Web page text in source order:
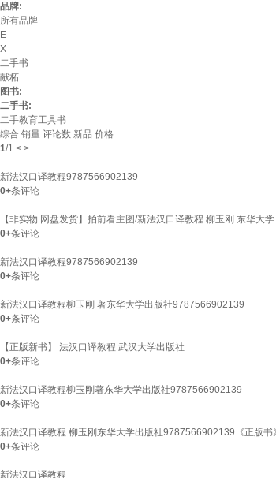
品牌:
所有品牌
E
X
二手书
献柘
图书:
二手书:
二手教育工具书
综合 销量 评论数 新品 价格
1/1 < >
新法汉口译教程9787566902139
0+条评论
【非实物 网盘发货】拍前看主图/新法汉口译教程 柳玉刚 东华大学
0+条评论
新法汉口译教程9787566902139
0+条评论
新法汉口译教程柳玉刚 著东华大学出版社9787566902139
0+条评论
【正版新书】 法汉口译教程 武汉大学出版社
0+条评论
新法汉口译教程柳玉刚著东华大学出版社9787566902139
0+条评论
新法汉口译教程 柳玉刚东华大学出版社9787566902139《正版书》
0+条评论
新法汉口译教程